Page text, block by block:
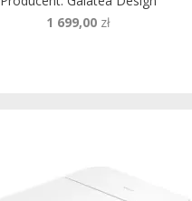
1 699,00 zł